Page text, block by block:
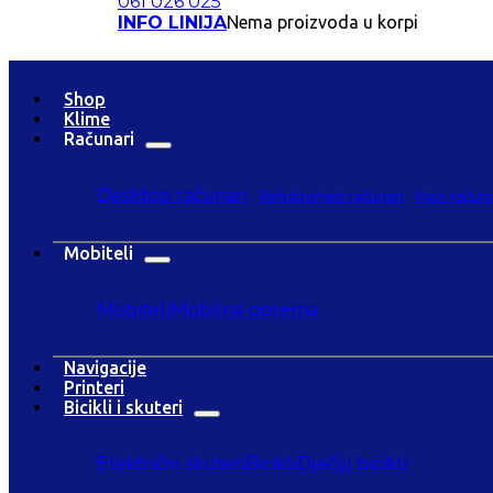
INFO LINIJANema proizvoda u korpi
Shop
Klime
Računari
Desktop računari Refubrished računari Novi
Mobiteli
MobiteliMobilna oprema
Navigacije
Printeri
Bicikli i skuteri
Električni skuteriBicikliDječiji bicikli